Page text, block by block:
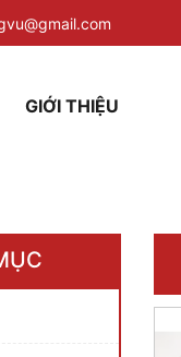
GIỚI THIỆU